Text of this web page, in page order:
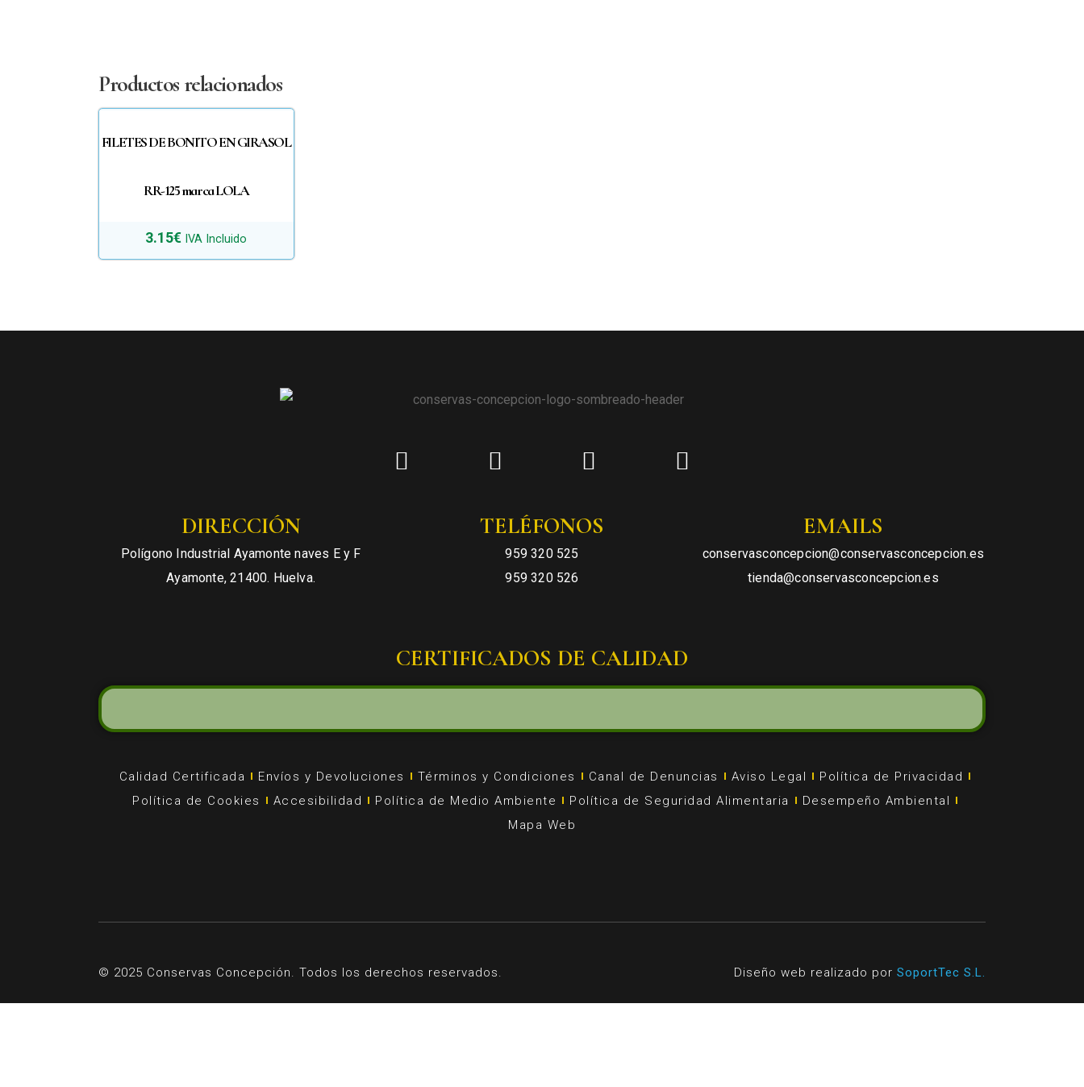
Productos relacionados
FILETES DE BONITO EN GIRASOL
RR-125 marca LOLA
3.15€ IVA Incluido
DIRECCIÓN
Polígono Industrial Ayamonte naves E y F
Ayamonte, 21400. Huelva.
TELÉFONOS
959 320 525
959 320 526
EMAILS
conservasconcepcion@conservasconcepcion.es
tienda@conservasconcepcion.es
CERTIFICADOS DE CALIDAD
Calidad Certificada Envíos y Devoluciones Términos y Condiciones Canal de Denuncias Aviso Legal
Política de Privacidad
Política de Cookies
Accesibilidad Política de Medio Ambiente Política de Seguridad Alimentaria
Desempeño Ambiental
Mapa Web
© 2025 Conservas Concepción. Todos los derechos reservados. Diseño web realizado por SoportTec S.L.